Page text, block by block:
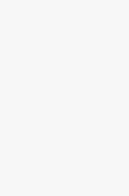
전자우편 또는 그
하게 약관 내용을
예기간을 두고
는 통지하면서
면 의사표시가
니한 경우 회원이
규정이나 기타
소급하여
필 사진
, 휴대폰 번호,
담내역
니다.)
기록(상품,
카트, 카드사명,